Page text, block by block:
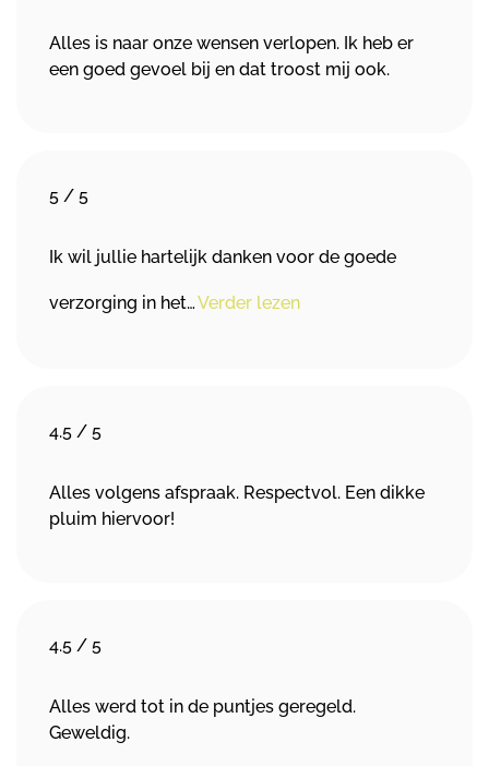
Alles is naar onze wensen verlopen. Ik heb er
een goed gevoel bij en dat troost mij ook.
5 / 5
Ik wil jullie hartelijk danken voor de goede
verzorging in het…Verder lezen
4.5 / 5
Alles volgens afspraak. Respectvol. Een dikke
pluim hiervoor!
4.5 / 5
Alles werd tot in de puntjes geregeld.
Geweldig.